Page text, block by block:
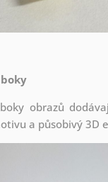
obrazů
a působivý 3D